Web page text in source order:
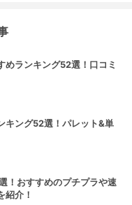
めランキング52選！口コミ
キング52選！パレット&単
！おすすめのプチプラや速
紹介！